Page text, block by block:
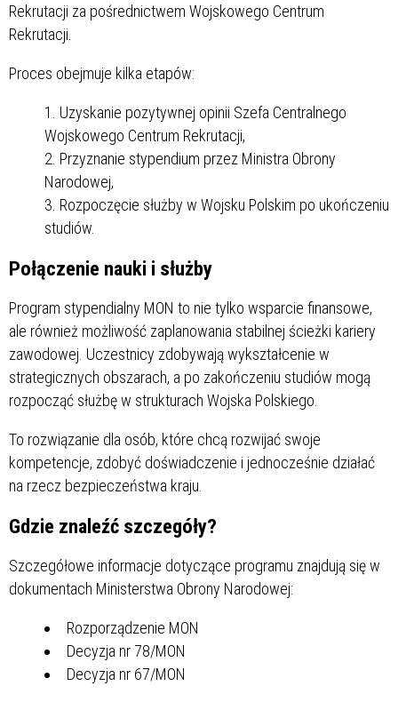
Rekrutacji za pośrednictwem Wojskowego Centrum
Rekrutacji.
Proces obejmuje kilka etapów:
Uzyskanie pozytywnej opinii Szefa Centralnego
Wojskowego Centrum Rekrutacji,
Przyznanie stypendium przez Ministra Obrony
Narodowej,
Rozpoczęcie służby w Wojsku Polskim po ukończeniu
studiów.
Połączenie nauki i służby
Program stypendialny MON to nie tylko wsparcie finansowe,
ale również możliwość zaplanowania stabilnej ścieżki kariery
zawodowej. Uczestnicy zdobywają wykształcenie w
strategicznych obszarach, a po zakończeniu studiów mogą
rozpocząć służbę w strukturach Wojska Polskiego.
To rozwiązanie dla osób, które chcą rozwijać swoje
kompetencje, zdobyć doświadczenie i jednocześnie działać
na rzecz bezpieczeństwa kraju.
Gdzie znaleźć szczegóły?
Szczegółowe informacje dotyczące programu znajdują się w
dokumentach Ministerstwa Obrony Narodowej:
Rozporządzenie MON
Decyzja nr 78/MON
Decyzja nr 67/MON